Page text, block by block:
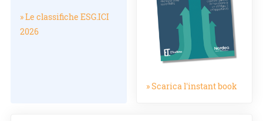
» Le classifiche ESG.ICI
2026
» Scarica l'instant book